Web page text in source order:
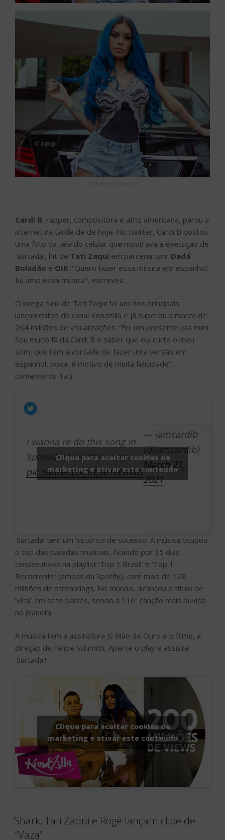
Cardi B, rapper, compositora e atriz americana, parou a
internet na tarde de de hoje. No twitter, Cardi B postou
uma foto da tela do celular que mostrava a execução de
‘Surtada’, hit de Tati Zaqui em parceria com Dadá
Boladão e OIK. “Quero fazer essa música em espanhol.
Eu amo essa música”, escreveu.
O brega funk de Tati Zaqui foi um dos principais
lançamentos do canal Kondzilla e já superou a marca de
264 milhões de visualizações. “Foi um presente pra mim.
Sou muito fã da Cardi B e saber que ela curte o meu
som, que tem a vontade de fazer uma versão em
espanhol, poxa, é motivo de muita felicidade”,
comemorou Tati.
I wanna re do this song in
Spanish.I love this song .
pic.twitter.com/E36TvEAWIz
— iamcardib
(@iamcardib)
March 21,
2021
Clique para aceitar cookies de
marketing e ativar este conteúdo
‘Surtada’ tem um histórico de sucesso. A música ocupou
o top das paradas musicais, ficando por 35 dias
consecutivos na playlist ‘Top 1 Brasil’ e ‘Top 1
Recorrente’ (ambas da Spotify), com mais de 128
milhões de streamings. No mundo, alcançou o título de
‘viral’ em sete países, sendo a 116ª canção mais ouvida
no planeta.
A música tem a assinatura JS Mão de Ouro e o filme, a
direção de Felipe Schimidt. Aperte o play e assista
‘Surtada’!
Clique para aceitar cookies de
marketing e ativar este conteúdo
Shark, Tati Zaqui e Rogê lançam clipe de
“Vaza”